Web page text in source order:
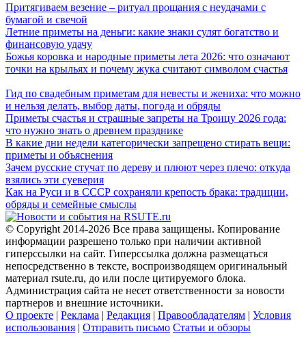
Притягиваем везение – ритуал прощания с неудачами с
бумагой и свечой
Летние приметы на деньги: какие знаки сулят богатство и
финансовую удачу
Божья коровка и народные приметы лета 2026: что означают
точки на крыльях и почему жука считают символом счастья
Гид по свадебным приметам для невесты и жениха: что можно
и нельзя делать, выбор даты, погода и обряды
Приметы счастья и страшные запреты на Троицу 2026 года:
что нужно знать о древнем празднике
В какие дни недели категорически запрещено стирать вещи:
приметы и объяснения
Зачем русские стучат по дереву и плюют через плечо: откуда
взялись эти суеверия
Как на Руси и в СССР сохраняли крепость брака: традиции,
обряды и семейные смыслы
© Copyright 2014-2026 Все права защищены. Копирование
информации разрешено только при наличии активной
гиперссылки на сайт. Гиперссылка должна размещаться
непосредственно в тексте, воспроизводящем оригинальный
материал rsute.ru, до или после цитируемого блока.
Администрация сайта не несет ответственности за новости
партнеров и внешние источники.
О проекте | Реклама | Редакция | Правообладателям | Условия
использования | Отправить письмо Статьи и обзоры